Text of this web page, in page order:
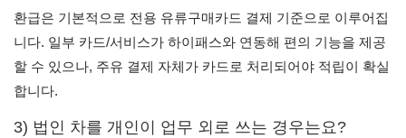
환급은 기본적으로 전용 유류구매카드 결제 기준으로 이루어집
니다. 일부 카드/서비스가 하이패스와 연동해 편의 기능을 제공
할 수 있으나, 주유 결제 자체가 카드로 처리되어야 적립이 확실
합니다.
3) 법인 차를 개인이 업무 외로 쓰는 경우는요?